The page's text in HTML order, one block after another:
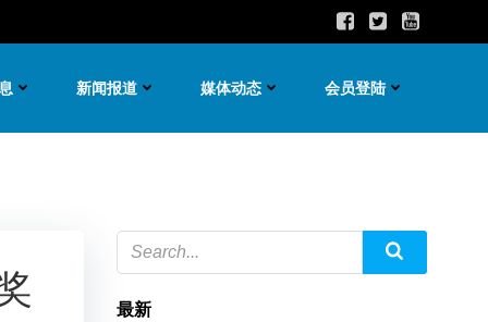
新闻报道 媒体动态 会员登陆
最新